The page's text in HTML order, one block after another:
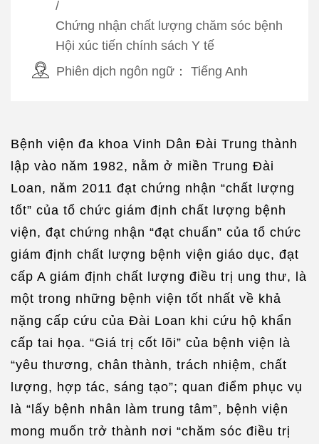
/
Chứng nhận chất lượng chăm sóc bệnh
Hội xúc tiến chính sách Y tế
Phiên dịch ngôn ngữ： Tiếng Anh
Bệnh viện đa khoa Vinh Dân Đài Trung thành
lập vào năm 1982, nằm ở miền Trung Đài
Loan, năm 2011 đạt chứng nhận “chất lượng
tốt” của tổ chức giám định chất lượng bệnh
viện, đạt chứng nhận “đạt chuẩn” của tổ chức
giám định chất lượng bệnh viện giáo dục, đạt
cấp A giám định chất lượng điều trị ung thư, là
một trong những bệnh viện tốt nhất về khả
nặng cấp cứu của Đài Loan khi cứu hộ khẩn
cấp tai họa. “Giá trị cốt lõi” của bệnh viện là
“yêu thương, chân thành, trách nhiệm, chất
lượng, hợp tác, sáng tạo”; quan điểm phục vụ
là “lấy bệnh nhân làm trung tâm”, bệnh viện
mong muốn trở thành nơi “chăm sóc điều trị